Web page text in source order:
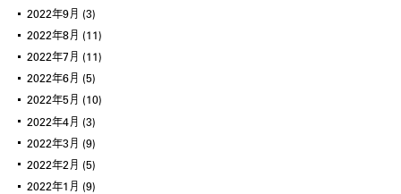
2022年9月 (3)
2022年8月 (11)
2022年7月 (11)
2022年6月 (5)
2022年5月 (10)
2022年4月 (3)
2022年3月 (9)
2022年2月 (5)
2022年1月 (9)